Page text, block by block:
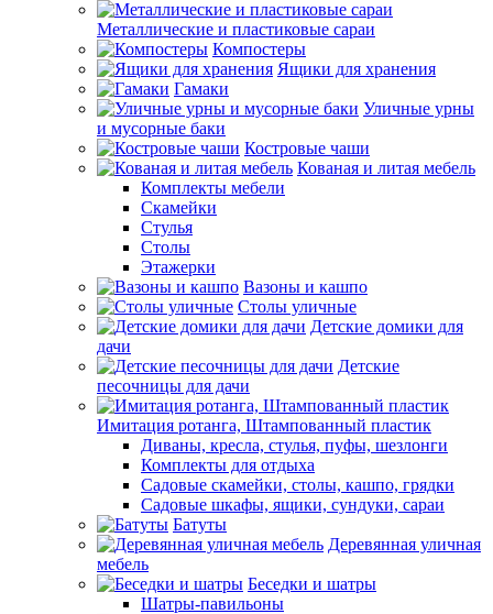
Металлические и пластиковые сараи
Компостеры
Ящики для хранения
Гамаки
Уличные урны
и мусорные баки
Костровые чаши
Кованая и литая мебель
Комплекты мебели
Скамейки
Стулья
Столы
Этажерки
Вазоны и кашпо
Столы уличные
Детские домики для
дачи
Детские
песочницы для дачи
Имитация ротанга, Штампованный пластик
Диваны, кресла, стулья, пуфы, шезлонги
Комплекты для отдыха
Садовые скамейки, столы, кашпо, грядки
Садовые шкафы, ящики, сундуки, сараи
Батуты
Деревянная уличная
мебель
Беседки и шатры
Шатры-павильоны